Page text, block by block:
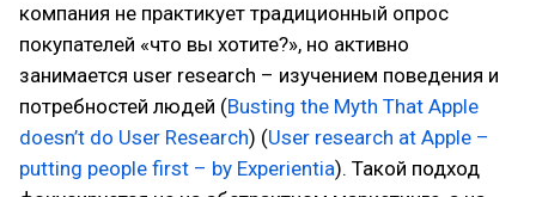
компания не практикует традиционный опрос
покупателей «что вы хотите?», но активно
занимается user research – изучением поведения и
потребностей людей (Busting the Myth That Apple
doesn’t do User Research) (User research at Apple –
putting people first – by Experientia). Такой подход